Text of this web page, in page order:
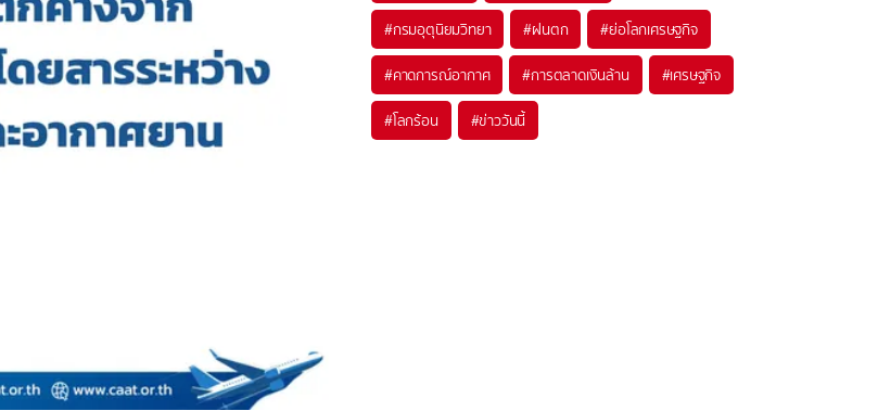
#กรมอุตุนิยมวิทยา #ฝนตก #ย่อโลกเศรษฐกิจ
#คาดการณ์อากาศ #การตลาดเงินล้าน #เศรษฐกิจ
#โลกร้อน #ข่าววันนี้